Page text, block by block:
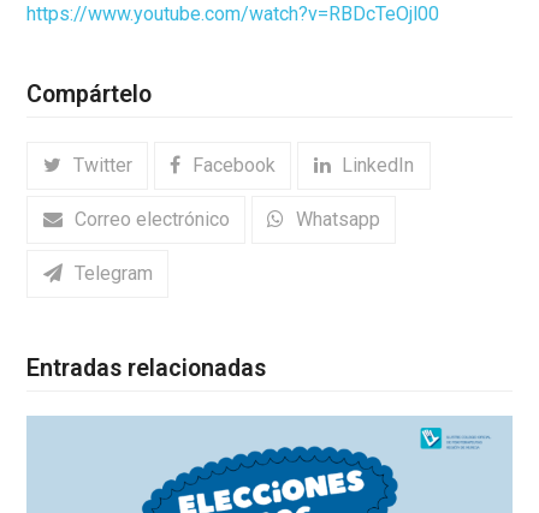
https://www.youtube.com/watch?v=RBDcTeOjl00
Compártelo
Twitter Facebook LinkedIn
Correo electrónico Whatsapp
Telegram
Entradas relacionadas